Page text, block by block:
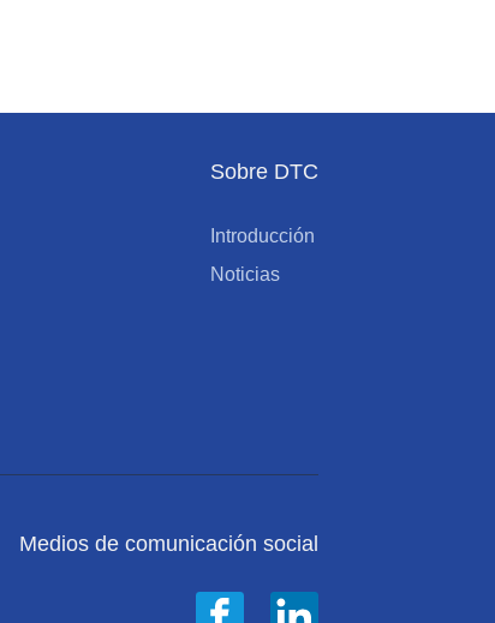
Sobre DTC
Introducción
Noticias
Medios de comunicación social